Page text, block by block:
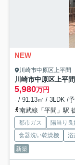
NEW
川崎市中原区上平間
川崎市中原区上平
5,980万円
- / 91.13㎡ / 3LDK /
南武線「平間」駅
都市ガス 陽当り良
食器洗い乾燥機
浴
新築